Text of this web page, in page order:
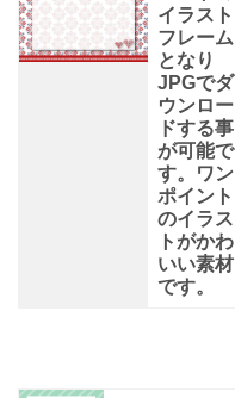
イラスト
フレーム
となり
JPGでダ
ウンロー
ドする事
が可能で
す。ワン
ポイント
のイラス
トがかわ
いい素材
です。